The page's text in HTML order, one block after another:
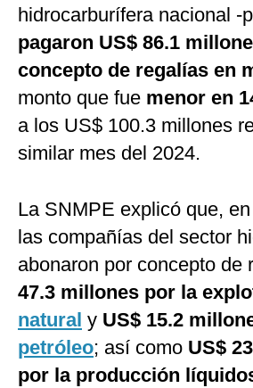
hidrocarburífera nacional -
pagaron US$ 86.1
concepto de regalías en
monto que fue menor en
a los US$ 100.3 millones
similar mes del 2024.
La SNMPE explicó que,
las compañías del sector
abonaron por concepto de
47.3 millones por la
natural y US$ 15.2
petróleo; así como US$
por la producción